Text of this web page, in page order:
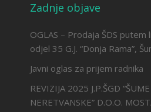
Zadnje objave
OGLAS – Prodaja ŠDS putem
odjel 35 G.J. “Donja Rama”,
Javni oglas za prijem radnika
REVIZIJA 2025 J.P.ŠGD
NERETVANSKE” D.O.O.